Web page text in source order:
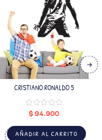
CRISTIANO RONALDO 5
$94.900
AÑADIR AL CARRITO